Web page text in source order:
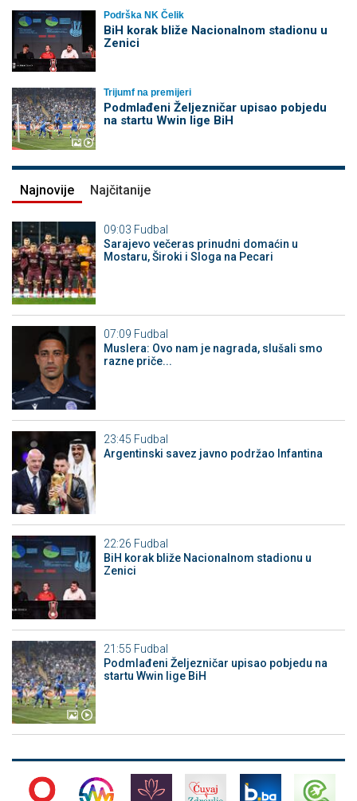
Podrška NK Čelik
BiH korak bliže Nacionalnom stadionu u
Zenici
Trijumf na premijeri
Podmlađeni Željezničar upisao pobjedu
na startu Wwin lige BiH
Najnovije Najčitanije
09:03 Fudbal
Sarajevo večeras prinudni domaćin u
Mostaru, Široki i Sloga na Pecari
07:09 Fudbal
Muslera: Ovo nam je nagrada, slušali smo
razne priče...
23:45 Fudbal
Argentinski savez javno podržao Infantina
22:26 Fudbal
BiH korak bliže Nacionalnom stadionu u
Zenici
21:55 Fudbal
Podmlađeni Željezničar upisao pobjedu na
startu Wwin lige BiH